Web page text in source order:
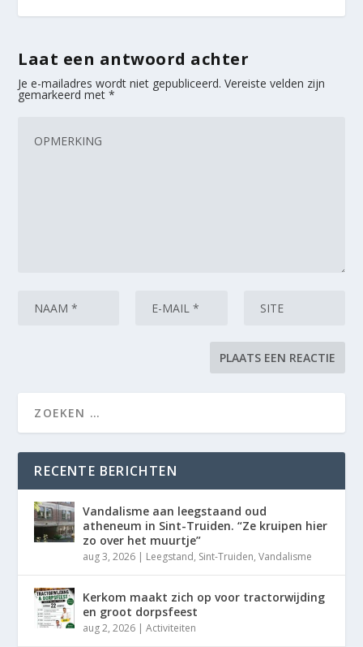
Laat een antwoord achter
Je e-mailadres wordt niet gepubliceerd. Vereiste velden zijn
gemarkeerd met*
RECENTE BERICHTEN
Vandalisme aan leegstaand oud
atheneum in Sint-Truiden. “Ze kruipen hier
zo over het muurtje”
aug 3, 2026 | Leegstand, Sint-Truiden,Vandalisme
Kerkom maakt zich op voor tractorwijding
en groot dorpsfeest
aug 2, 2026 |Activiteiten